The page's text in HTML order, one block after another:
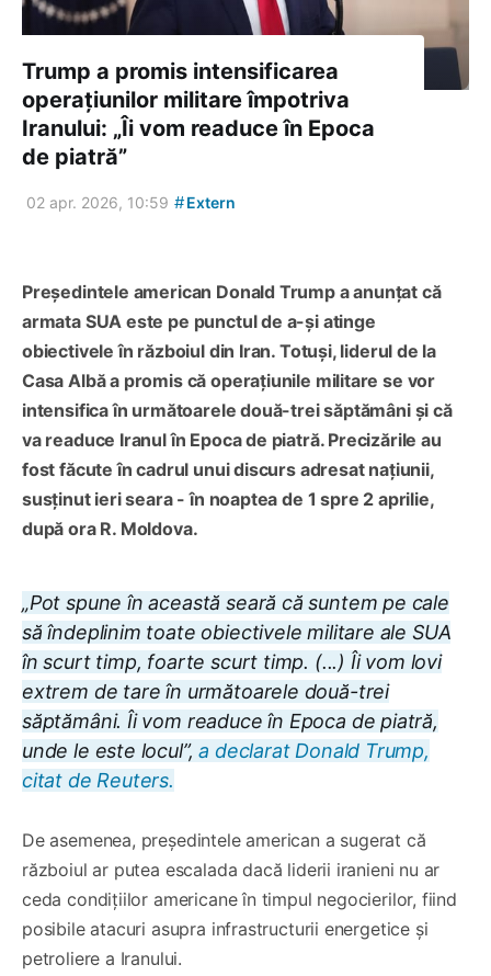
Trump a promis intensificarea
operațiunilor militare împotriva
Iranului: „Îi vom readuce în Epoca
de piatră”
02 apr. 2026, 10:59 #Extern
Președintele american Donald Trump a anunțat că
armata SUA este pe punctul de a-și atinge
obiectivele în războiul din Iran. Totuși, liderul de la
Casa Albă a promis că operațiunile militare se vor
intensifica în următoarele două-trei săptămâni și că
va readuce Iranul în Epoca de piatră. Precizările au
fost făcute în cadrul unui discurs adresat națiunii,
susținut ieri seara - în noaptea de 1 spre 2 aprilie,
după ora R. Moldova.
„Pot spune în această seară că suntem pe cale
să îndeplinim toate obiectivele militare ale SUA
în scurt timp, foarte scurt timp. (...) Îi vom lovi
extrem de tare în următoarele două-trei
săptămâni. Îi vom readuce în Epoca de piatră,
unde le este locul”,a declarat Donald Trump,
citat de Reuters.
De asemenea, președintele american a sugerat că
războiul ar putea escalada dacă liderii iranieni nu ar
ceda condițiilor americane în timpul negocierilor, fiind
posibile atacuri asupra infrastructurii energetice și
petroliere a Iranului.